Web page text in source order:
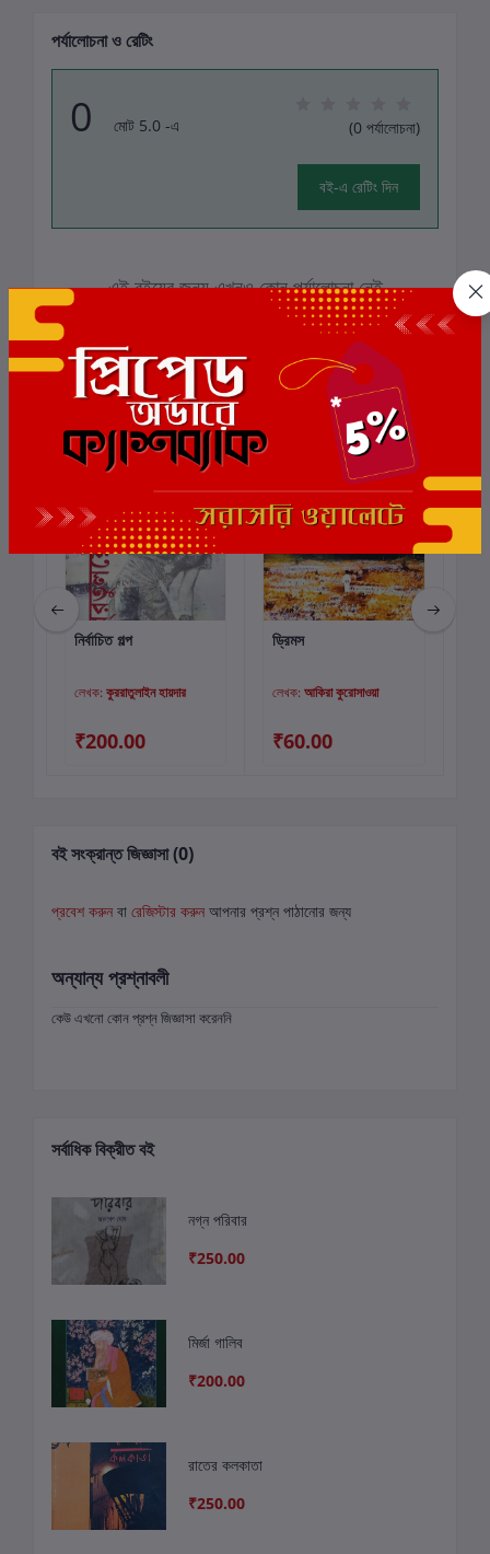
পর্যালোচনা ও রেটিং
0 মোট 5.0 -এ (0 পর্যালোচনা)
বই-এ রেটিং দিন
এই বইয়ের জন্য এখনও কোন পর্যালোচনা নেই
সংশ্লিষ্ট বই
কার্টে যোগ করুন
নির্বাচিত গল্প
লেখক: কুররাতুলাইন হায়দার
₹200.00
ড্রিমস
লেখক: আকিরা কুরোসাওয়া
₹60.00
বই সংক্রান্ত জিজ্ঞাসা (0)
প্রবেশ করুন বা রেজিস্টার করুন আপনার প্রশ্ন পাঠানোর জন্য
অন্যান্য প্রশ্নাবলী
কেউ এখনো কোন প্রশ্ন জিজ্ঞাসা করেননি
সর্বাধিক বিক্রীত বই
নগ্ন পরিবার
₹250.00
মির্জা গালিব
₹200.00
রাতের কলকাতা
₹250.00